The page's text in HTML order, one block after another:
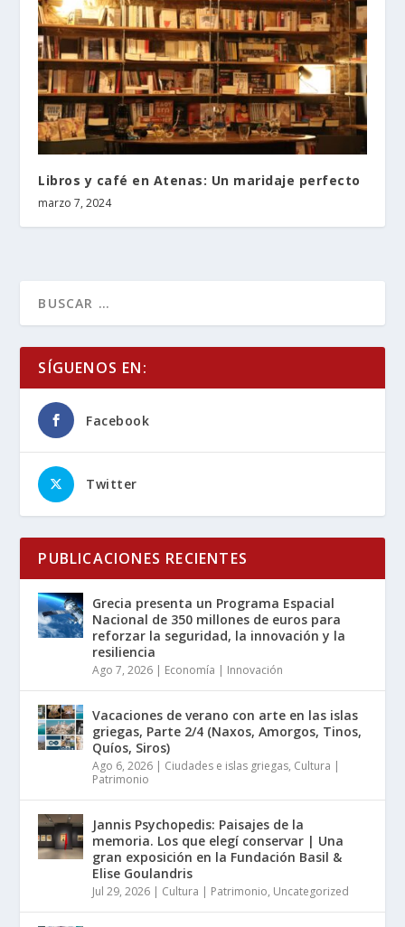
Libros y café en Atenas: Un maridaje perfecto
marzo 7, 2024
SÍGUENOS EN:
Facebook
Twitter
PUBLICACIONES RECIENTES
Grecia presenta un Programa Espacial
Nacional de 350 millones de euros para
reforzar la seguridad, la innovación y la
resiliencia
Ago 7, 2026 | Economía | Innovación
Vacaciones de verano con arte en las islas
griegas, Parte 2/4 (Naxos, Amorgos, Tinos,
Quíos, Siros)
Ago 6, 2026 | Ciudades e islas griegas, Cultura |
Patrimonio
Jannis Psychopedis: Paisajes de la
memoria. Los que elegí conservar | Una
gran exposición en la Fundación Basil &
Elise Goulandris
Jul 29, 2026 | Cultura | Patrimonio, Uncategorized